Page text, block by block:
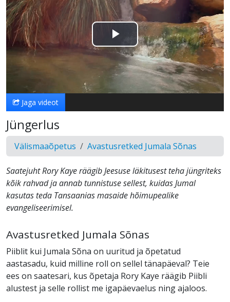
Esita
video
Jaga videot
Jüngerlus
Välismaaõpetus Avastusretked Jumala Sõnas
Saatejuht Rory Kaye räägib Jeesuse läkitusest teha jüngriteks
kõik rahvad ja annab tunnistuse sellest, kuidas Jumal
kasutas teda Tansaanias masaide hõimupealike
evangeliseerimisel.
Avastusretked Jumala Sõnas
Piiblit kui Jumala Sõna on uuritud ja õpetatud
aastasadu, kuid milline roll on sellel tänapäeval? Teie
ees on saatesari, kus õpetaja Rory Kaye räägib Piibli
alustest ja selle rollist me igapäevaelus ning ajaloos.